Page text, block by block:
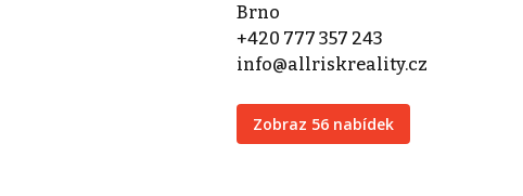
Brno
+420 777 357 243
info@allriskreality.cz
Zobraz 56 nabídek